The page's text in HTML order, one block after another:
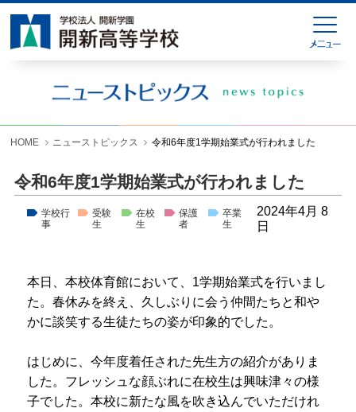
HOME ニューストピックス 令和6年度1学期始業式が行われました
令和6年度1学期始業式が行われました
学校行
事
受験
生
在校
生
保護
者
卒業
生
2024年4月 8
日
本日、本校体育館において、1学期始業式を行いまし
た。春休みを終え、久しぶりに会う仲間たちと和や
かに談笑する生徒たちの姿が印象的でした。
はじめに、今年度着任された先生方の紹介がありま
した。フレッシュな顔ぶれに在校生は興味津々の様
子でした。本校に新たな風を吹き込んでいただけれ
HOME
緊急連絡
ニューストピックス
学校生活
入試情報
お問い合わせ
プライバシーポリシー
サイトマップ